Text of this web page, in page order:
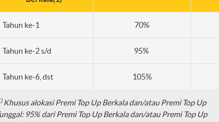
Tahun ke-1 70%
Tahun ke-2 s/d 95%
Tahun ke-6, dst 105%
Khusus alokasi Premi Top Up Berkala dan/atau Premi Top Up
95% dari Premi Top Up Berkala dan/atau Premi Top Up